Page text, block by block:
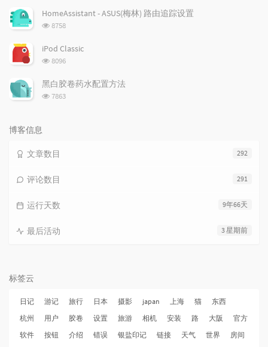
次
HomeAssistant - ASUS(梅林) 路由追踪设置
浏
次
8758
iPod Classic
浏
次
数:
8096
黑白胶卷药水配置方法
浏
7863
博客信息
292
文章数目
291
评论数目
9年66天
运行天数
3 星期前
最后活动
标签云
日记 游记 旅行 日本 摄影 japan 上海 猫
东西
杭州
用户 胶卷 设置 旅游 相机 安装 路 大阪
官方
软件
按钮 介绍 错误 银盐印记 链接 天气 世界
房间